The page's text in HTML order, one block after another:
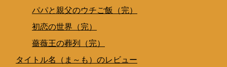
パパと親父のウチご飯（完）
初恋の世界（完）
薔薇王の葬列（完）
タイトル名（ま～も）のレビュー